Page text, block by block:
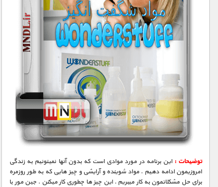
علم و فناوری
فرهنگ / هنر
کیهان / نجوم
ماورایی
مسابقات / ورزشی
مستند های اختصاصی
توضیحات :این برنامه در مورد موادی است که بدون آنها نمیتونیم به زندگی
امروزیمون ادامه دهیم . مواد شوینده و آرایشی و چیز هایی که به طور روزمره
برای حل مشکلاتمون به کار میبریم . این چیز ها چطوری کار میکنن . جین مور با